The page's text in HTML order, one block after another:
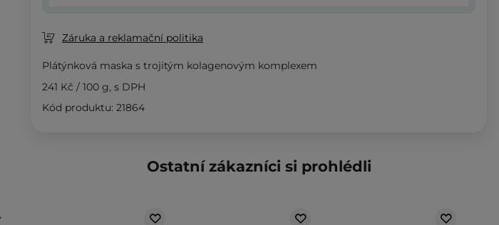
Záruka a reklamační politika
Plátýnková maska s trojitým kolagenovým komplexem
241 Kč / 100 g, s DPH
Kód produktu: 21864
Ostatní zákazníci si prohlédli